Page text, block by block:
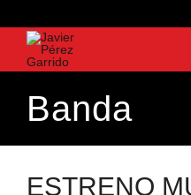
BUSCAR
Banda
ESTRENO